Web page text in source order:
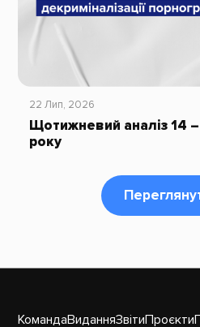
22 Лип, 2026
Щотижневий аналіз 14
року
КомандаВиданняЗвітиПроєкти